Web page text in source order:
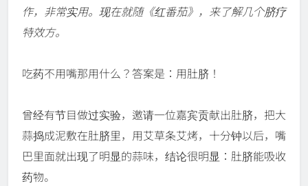
作，非常实用。现在就随《红番茄》，来了解几个脐疗
特效方。
吃药不用嘴那用什么？答案是：用肚脐！
曾经有节目做过实验，邀请一位嘉宾贡献出肚脐，把大
蒜捣成泥敷在肚脐里，用艾草条艾烤，十分钟以后，嘴
巴里面就出现了明显的蒜味，结论很明显：肚脐能吸收
药物。